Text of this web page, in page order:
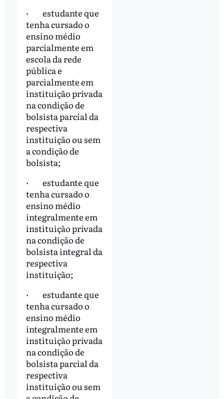
· estudante que
tenha cursado o
ensino médio
parcialmente em
escola da rede
pública e
parcialmente em
instituição privada
na condição de
bolsista parcial da
respectiva
instituição ou sem
a condição de
bolsista;
· estudante que
tenha cursado o
ensino médio
integralmente em
instituição privada
na condição de
bolsista integral da
respectiva
instituição;
· estudante que
tenha cursado o
ensino médio
integralmente em
instituição privada
na condição de
bolsista parcial da
respectiva
instituição ou sem